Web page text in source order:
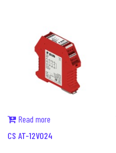
Read more
CS AT-12V024